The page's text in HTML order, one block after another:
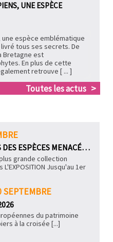
UNE ESPÈCE
espèce emblématique
tous ses secrets. De
Bretagne est
En plus de cette
retrouve [ ... ]
Toutes les actus
EXPOSITION "AU SECOURS DES ESPÈCES MENACÉES"
grande collection
Jusqu'au 1er
SEPTEMBRE
du patrimoine
à la croisée [...]